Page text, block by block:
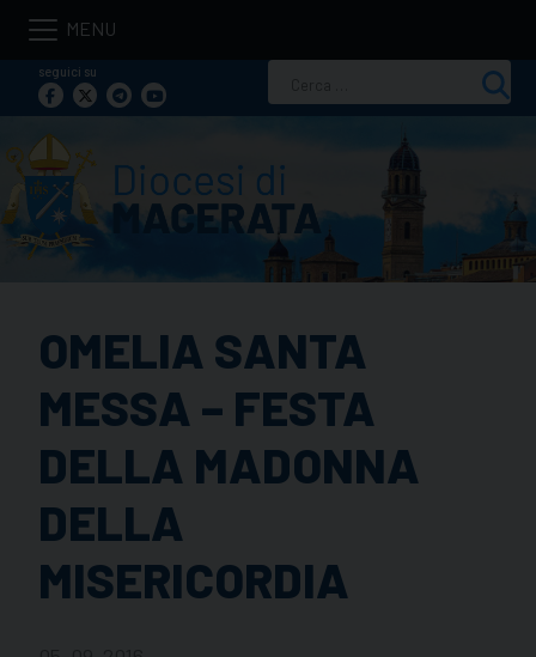
Skip
contentseguici su
per:
OMELIA SANTA
MESSA – FESTA
DELLA MADONNA
DELLA
MISERICORDIA